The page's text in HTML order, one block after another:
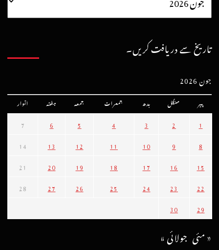
تاریخ سے دریافت کریں۔
جون 2026
پیر منگل بدھ جمعرات جمعہ ہفتہ اتوار
1
2
3
4
5
6
7
8
9
10
11
12
13
14
15
16
17
18
19
20
21
22
23
24
25
26
27
28
29
30
« مئی جولائی »